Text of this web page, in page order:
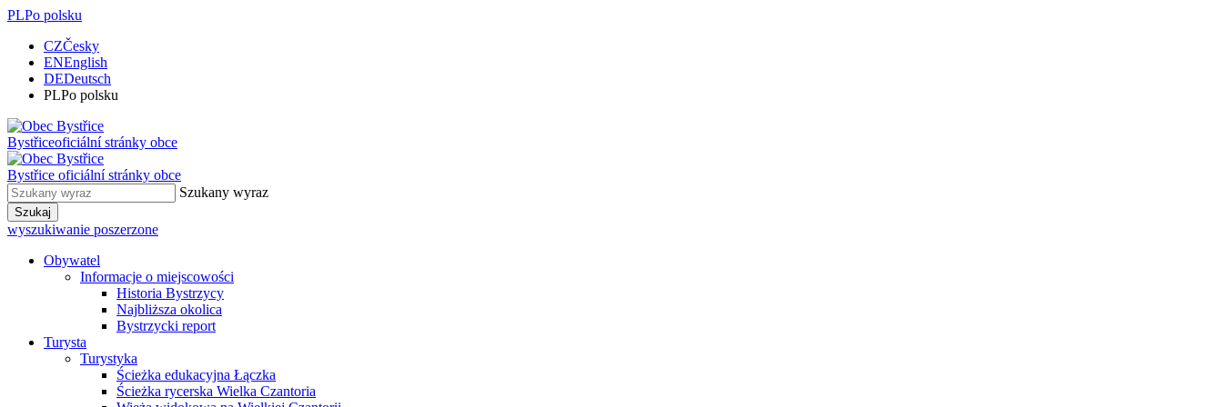
PLPo polsku
CZČesky
ENEnglish
DEDeutsch
PLPo polsku
Bystřiceoficiální stránky obce
Bystřice oficiální stránky obce
Szukany wyraz
Szukaj
wyszukiwanie poszerzone
Obywatel
Informacje o miejscowości
Historia Bystrzycy
Najbliższa okolica
Bystrzycki report
Turysta
Turystyka
Ścieżka edukacyjna Łączka
Ścieżka rycerska Wielka Czantoria